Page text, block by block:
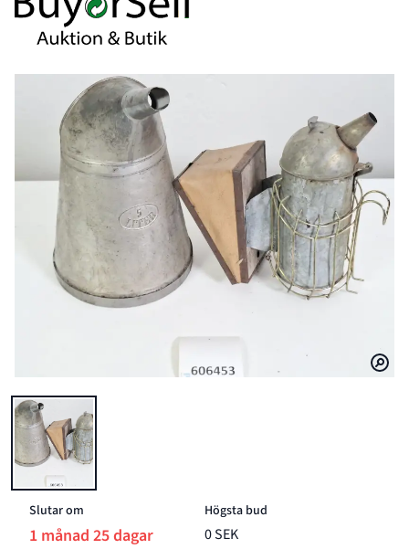
BILD 1 AV OLJEKANNA 5 LIT, RÖKPUST TILL BIODLING, TIDIGT
Slutar om
1 månad 25 dagar
Högsta bud
0 SEK